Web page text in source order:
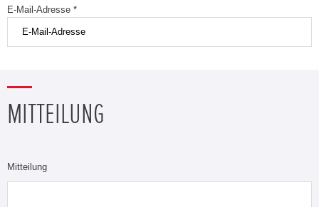
E-Mail-Adresse *
MITTEILUNG
Mitteilung